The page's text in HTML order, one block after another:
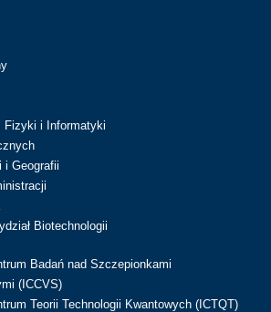
Fizyki i Informatyki
i Geografii
Biotechnologii
Badań nad Szczepionkami
(ICCVS)
Teorii Technologii Kwantowych (ICTQT)